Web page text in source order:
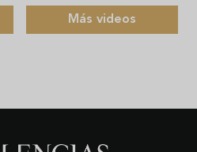
Más videos